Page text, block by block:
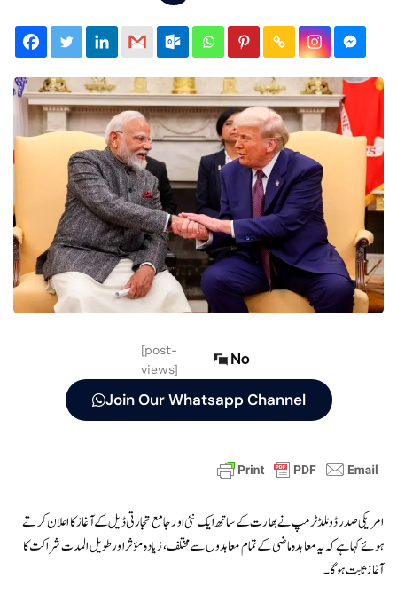
[post-
views]
No
Join Our Whatsapp Channel
امریکی صدر ڈونلڈ ٹرمپ نے بھارت کے ساتھ ایک نئی اور جامع تجارتی ڈیل کے آغاز کا اعلان کرتے
ہوئے کہا ہے کہ یہ معاہدہ ماضی کے تمام معاہدوں سے مختلف، زیادہ مؤثر اور طویل المدت شراکت کا
آغاز ثابت ہوگا۔